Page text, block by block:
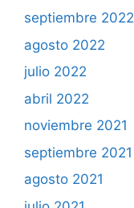
septiembre 2022
agosto 2022
julio 2022
abril 2022
noviembre 2021
septiembre 2021
agosto 2021